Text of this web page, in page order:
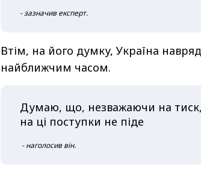
- зазначив експерт.
Втім, на його думку, Україна
найближчим часом.
Думаю, що, незважаючи на
на ці поступки не піде
- наголосив він.